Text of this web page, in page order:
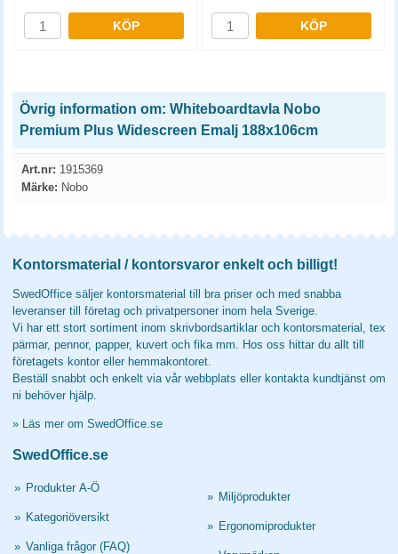
KÖP KÖP
Övrig information om: Whiteboardtavla Nobo
Premium Plus Widescreen Emalj 188x106cm
Art.nr: 1915369
Märke: Nobo
Kontorsmaterial / kontorsvaror enkelt och billigt!
SwedOffice säljer kontorsmaterial till bra priser och med snabba
leveranser till företag och privatpersoner inom hela Sverige.
Vi har ett stort sortiment inom skrivbordsartiklar och kontorsmaterial, tex
pärmar, pennor, papper, kuvert och fika mm. Hos oss hittar du allt till
företagets kontor eller hemmakontoret.
Beställ snabbt och enkelt via vår webbplats eller kontakta kundtjänst om
ni behöver hjälp.
» Läs mer om SwedOffice.se
SwedOffice.se
» Produkter A-Ö
» Kategoriöversikt
» Vanliga frågor (FAQ)
» Miljöprodukter
» Ergonomiprodukter